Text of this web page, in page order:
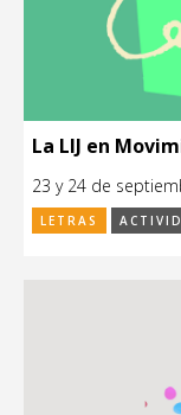
La LIJ en
23 y 24 de
LETRAS